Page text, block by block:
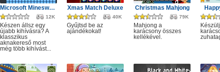
Microsoft Minesweeper
12K
Készen állsz egy
újabb kihívásra? A
klasszikus
aknakereső most
még több kihívást...
Xmas Match Deluxe
40K
Gyűjtsd be az
ajándékokat!
Christmas Mahjong
79K
Mahjong a
karácsony összes
kellékével.